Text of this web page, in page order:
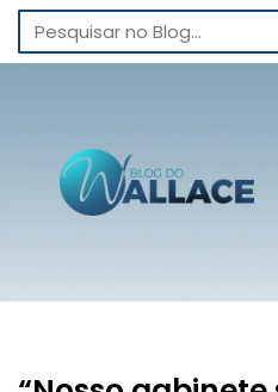
Pular
conteúdo